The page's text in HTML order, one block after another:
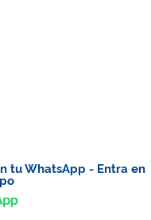
tu WhatsApp - Entra en